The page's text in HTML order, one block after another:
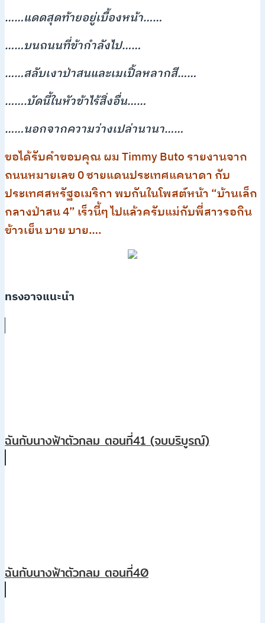
……แดดสุดท้ายอยู่เบื้องหน้า……
……บนถนนที่ข้ากำลังไป……
……สลับเงาป่าสนและเมเปิ้ลหลากสี……
…….บัดนี้ในหัวข้าไร้สิ่งอื่น……
……นอกจากความว่างเปล่านานา……
ขอได้รับคำขอบคุณ ผม Timmy Buto รายงานจาก
ถนนหมายเลข 0 ชายแดนประเทศแคนาดา กับ
ประเทศสหรัฐอเมริกา พบกันในโพสต์หน้า “บ้านเล็ก
กลางป่าสน 4” เร็วนี้ๆ ไปแล้วครับแม่กับพี่สาวรอกิน
ข้าวเย็น บาย บาย….
ทรงอาจแนะนำ
ฉันกับนางฟ้าตัวกลม ตอนที่41 (จบบริบูรณ์)
ฉันกับนางฟ้าตัวกลม ตอนที่40